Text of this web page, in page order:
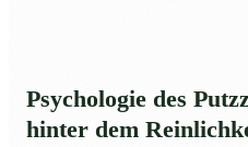
Psychologie des
hinter dem